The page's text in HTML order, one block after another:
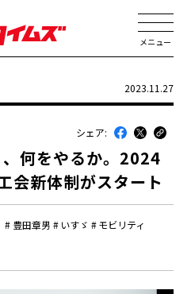
メニュー
トヨタ
連載
ラム
ズニュース
2023.11.27
豊田章男 いすゞ モビリティ
シェア:
何をやるか。2024
会新体制がスタート